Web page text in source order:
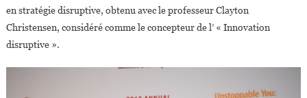
en stratégie disruptive, obtenu avec le professeur Clayton
Christensen, considéré comme le concepteur de l’ « Innovation
disruptive ».